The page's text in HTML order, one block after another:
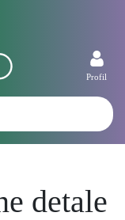
Profil
detale